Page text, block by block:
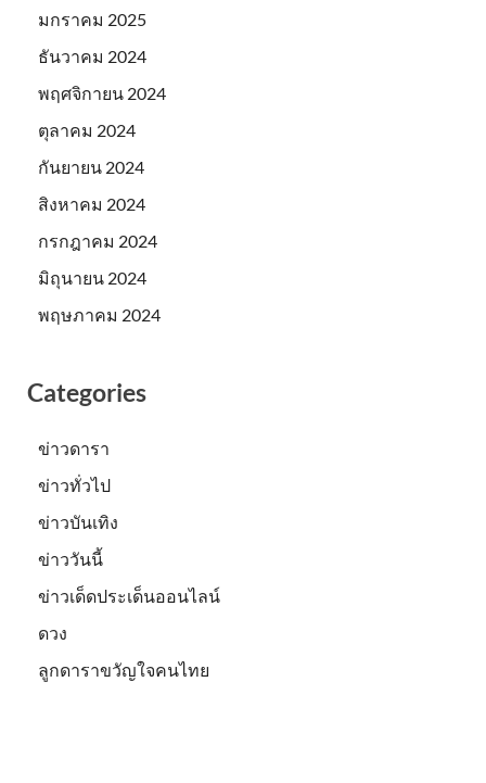
มกราคม 2025
ธันวาคม 2024
พฤศจิกายน 2024
ตุลาคม 2024
กันยายน 2024
สิงหาคม 2024
กรกฎาคม 2024
มิถุนายน 2024
พฤษภาคม 2024
Categories
ข่าวดารา
ข่าวทั่วไป
ข่าวบันเทิง
ข่าววันนี้
ข่าวเด็ดประเด็นออนไลน์
ดวง
ลูกดาราขวัญใจคนไทย